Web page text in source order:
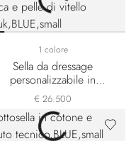
1 colore
Sella da dressage
personalizzabile in
coccodrillo opaca e pelle
di vitello nabuk
€ 26.500